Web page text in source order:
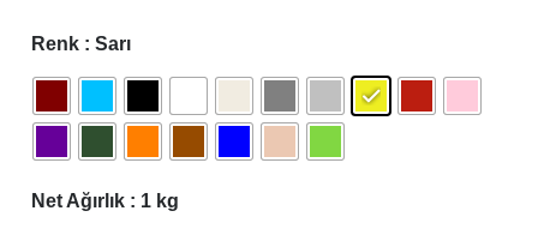
Renk : Sarı
Net Ağırlık : 1 kg